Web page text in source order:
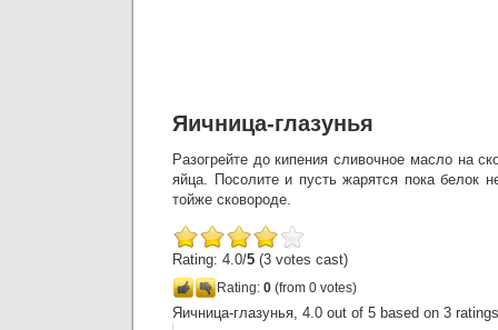
Яичница-глазунья
Разогрейте до кипения сливочное масло на
яйца. Посолите и пусть жарятся пока белок
тойже сковороде.
Rating: 4.0/5 (3 votes cast)
Rating: 0 (from 0 votes)
Яичница-глазунья, 4.0 out of 5 based on 3 ratings